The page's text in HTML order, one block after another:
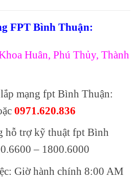
FPT Bình Thuận:
Huân, Phú Thủy, Thành
mạng fpt Bình Thuận:
0971.620.836
hỗ trợ kỹ thuật fpt Bình
– 1800.6000
Giờ hành chính 8:00 AM